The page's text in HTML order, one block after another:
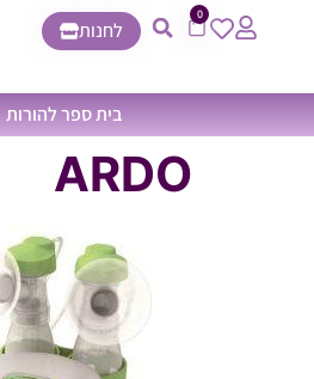
0
לחנות
בית ספר להורות
ARDO